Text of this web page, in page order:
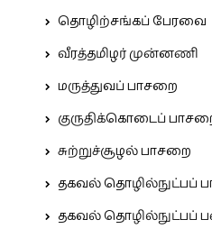
தொழிற்சங்கப் பேரவை
வீரத்தமிழர் முன்னணி
மருத்துவப் பாசறை
குருதிக்கொடைப்
சுற்றுச்சூழல் பாசறை
தகவல் தொழில்நுட்பப்
தகவல் தொழில்நுட்பப்